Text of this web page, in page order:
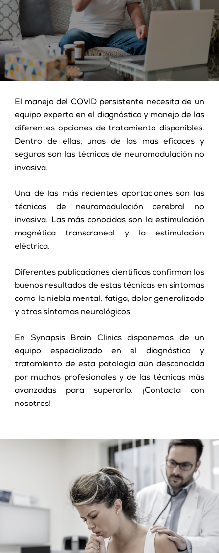
El manejo del COVID persistente necesita de un
equipo experto en el diagnóstico y manejo de las
diferentes opciones de tratamiento disponibles.
Dentro de ellas, unas de las mas eficaces y
seguras son las técnicas de neuromodulación no
invasiva.
Una de las más recientes aportaciones son las
técnicas de neuromodulación cerebral no
invasiva. Las más conocidas son la estimulación
magnética transcraneal y la estimulación
eléctrica.
Diferentes publicaciones científicas confirman los
buenos resultados de estas técnicas en síntomas
como la niebla mental, fatiga, dolor generalizado
y otros síntomas neurológicos.
En Synapsis Brain Clinics disponemos de un
equipo especializado en el diagnóstico y
tratamiento de esta patología aún desconocida
por muchos profesionales y de las técnicas más
avanzadas para superarlo. ¡Contacta con
nosotros!